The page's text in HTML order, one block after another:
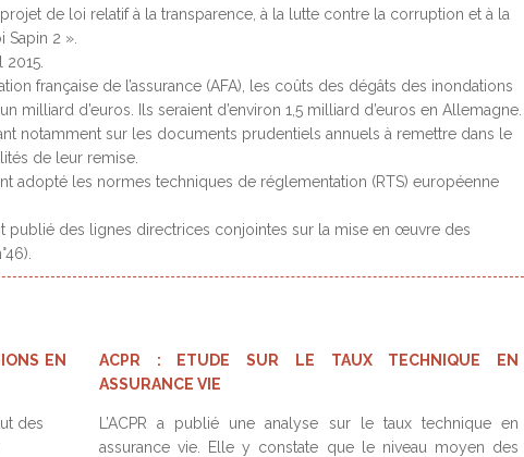
projet de loi relatif à la transparence, à la lutte contre la corruption et à la
2 ».
2015
française de l’assurance (AFA), les coûts des dégâts des inondations
milliard d’euros. Ils seraient d’environ 1,5 milliard d’euros en Allemagne.
notamment sur les documents prudentiels annuels à remettre dans le
de leur remise.
adopté les normes techniques de réglementation (RTS) européenne
publié des
lignes directrices conjointes sur la mise en œuvre des
).
EN
des
ACPR : ETUDE SUR LE TAUX TECHNIQUE EN
ASSURANCE VIE
L’ACPR a publié une analyse sur le taux technique en
assurance vie. Elle y constate que le niveau moyen des